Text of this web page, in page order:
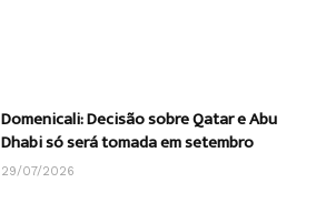
Domenicali: Decisão sobre Qatar e Abu
Dhabi só será tomada em setembro
29/07/2026